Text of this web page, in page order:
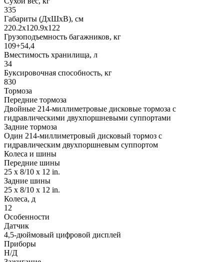
335
Габариты (ДхШхВ), см
220.2x120.9x122
Грузоподъемность багажников, кг
109+54,4
Вместимость хранилища, л
34
Буксировочная способность, кг
830
Тормоза
Передние тормоза
Двойные 214-миллиметровые дисковые тормоза с
гидравлическими двухпоршневыми суппортами
Задние тормоза
Один 214-миллиметровый дисковый тормоз с
гидравлическим двухпоршневым суппортом
Колеса и шины
Передние шины
25 x 8/10 x 12 in.
Задние шины
25 x 8/10 x 12 in.
Колеса, д
12
Особенности
Датчик
4,5-дюймовый цифровой дисплей
Приборы
Н/Д